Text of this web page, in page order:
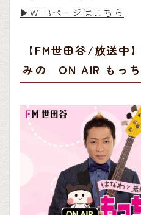
▶︎WEBページはこちら
【FM世田谷/放送中
みの ON AIR もっち